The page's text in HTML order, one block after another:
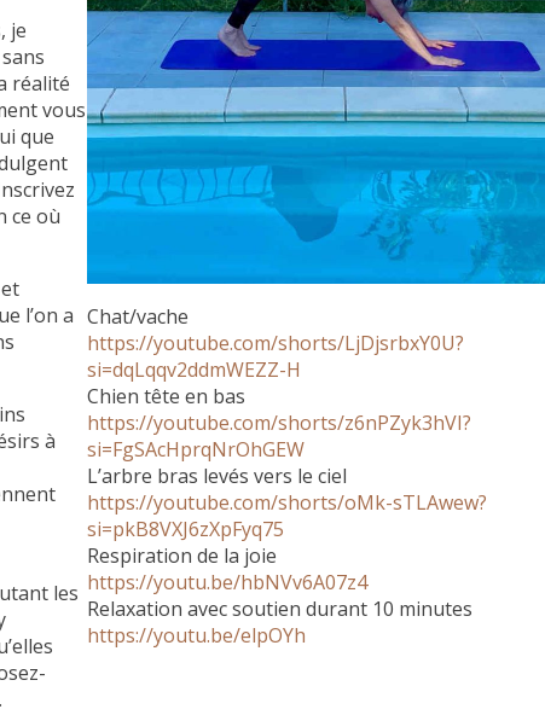
je
réalité
vous
que
ce où
l’on a
à
les
Chat/vache
https://youtube.com/shorts/LjDjsrbxY0U?
si=dqLqqv2ddmWEZZ-H
Chien tête en bas
https://youtube.com/shorts/z6nPZyk3hVI?
si=FgSAcHprqNrOhGEW
L’arbre bras levés vers le ciel
https://youtube.com/shorts/oMk-sTLAwew?
si=pkB8VXJ6zXpFyq75
Respiration de la joie
https://youtu.be/hbNVv6A07z4
Relaxation avec soutien durant 10 minutes
https://youtu.be/elpOYh